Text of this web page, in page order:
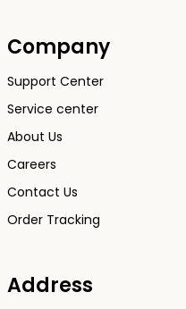
Company
Support Center
Service center
About Us
Careers
Contact Us
Order Tracking
Address